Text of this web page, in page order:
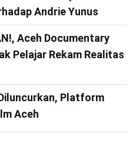
Andrie Yunus
Aceh Documentary
Pelajar Rekam Realitas
Platform
Aceh